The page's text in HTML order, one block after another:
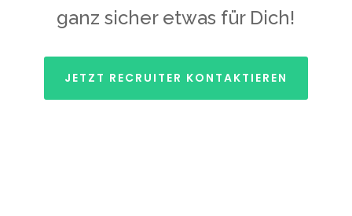
ganz sicher etwas für Dich!
JETZT RECRUITER KONTAKTIEREN